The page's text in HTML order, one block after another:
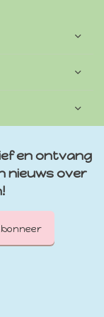
en ontvang
nieuws over